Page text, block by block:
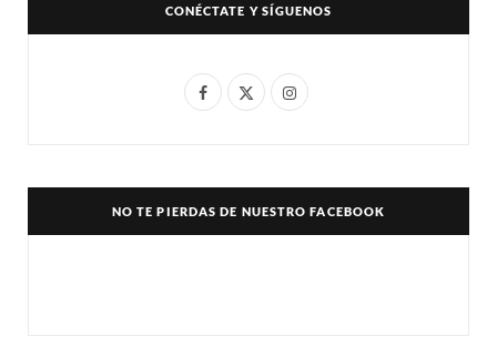
CONÉCTATE Y SÍGUENOS
F
e
X
w
I
t
NO TE PIERDAS DE NUESTRO FACEBOOK